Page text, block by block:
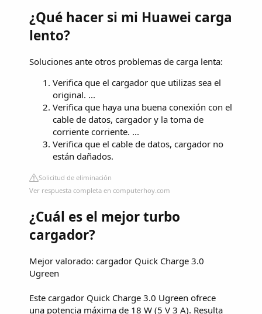
¿Qué hacer si mi Huawei carga
lento?
Soluciones ante otros problemas de carga lenta:
Verifica que el cargador que utilizas sea el
original. ...
Verifica que haya una buena conexión con el
cable de datos, cargador y la toma de
corriente corriente. ...
Verifica que el cable de datos, cargador no
están dañados.
Solicitud de eliminación
Ver respuesta completa en computerhoy.com
¿Cuál es el mejor turbo
cargador?
Mejor valorado: cargador Quick Charge 3.0
Ugreen
Este cargador Quick Charge 3.0 Ugreen ofrece
una potencia máxima de 18 W (5 V 3 A). Resulta